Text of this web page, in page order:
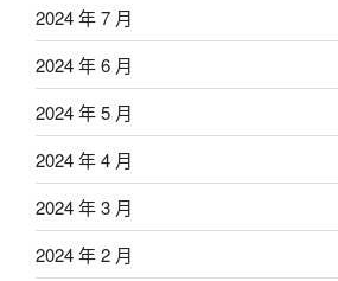
2024 年 7 月
2024 年 6 月
2024 年 5 月
2024 年 4 月
2024 年 3 月
2024 年 2 月